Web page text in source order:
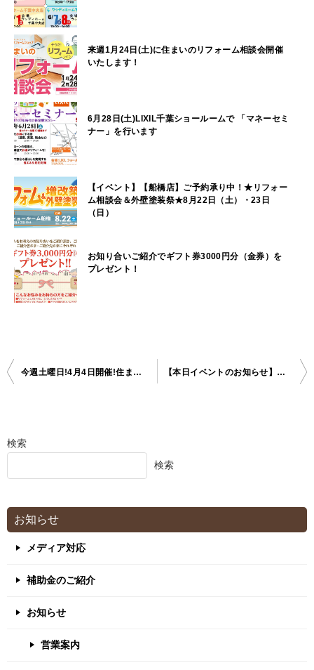
来週1月24日(土)に住まいのリフォーム相談会開催
いたします！
6月28日(土)LIXIL千葉ショールームで 「マネーセミ
ナー」を行います
【イベント】【船橋店】ご予約承り中！★リフォー
ム相談会＆外壁塗装祭★8月22日（土）・23日
（日）
お知り合いご紹介でギフト券3000円分（金券）を
プレゼント！
投
ナ
ゲ
今週土曜日!4月4日開催!住まいのリフォーム相談会 ご予約承り中 【本日イベントのお知らせ】本日LIXIL成田ショールームにてイベント開催中！
検索
検索
お知らせ
メディア対応
補助金のご紹介
お知らせ
営業案内